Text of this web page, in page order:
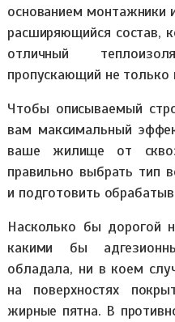
основанием монтажники
расширяющийся состав,
отличный
пропускающий не только
Чтобы описываемый
вам максимальный
ваше жилище от
правильно выбрать тип
и подготовить
Насколько бы дорогой
какими бы
обладала, ни в коем
на поверхностях
жирные пятна. В